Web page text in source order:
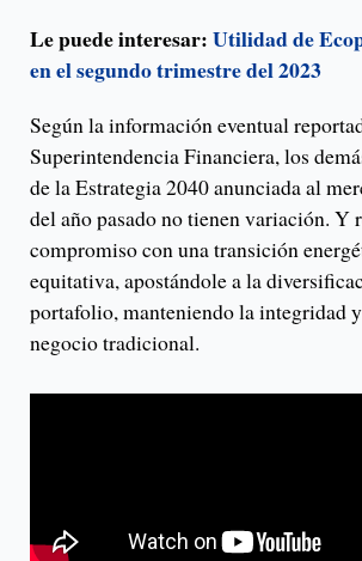
Le puede interesar:Utilidad de
en el segundo trimestre del 2023
Según la información eventual
Superintendencia Financiera, los
de la Estrategia 2040 anunciada al
del año pasado no tienen variación. Y
compromiso con una transición
equitativa, apostándole a la
portafolio, manteniendo la integridad
negocio tradicional.